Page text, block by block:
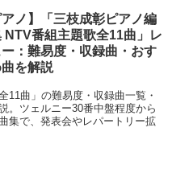
アノ】「三枝成彰ピアノ編
NTV番組主題歌全11曲」レ
ー：難易度・収録曲・おす
を解説
11曲」の難易度・収録曲一覧・
。ツェルニー30番中盤程度から
集で、発表会やレパートリー拡